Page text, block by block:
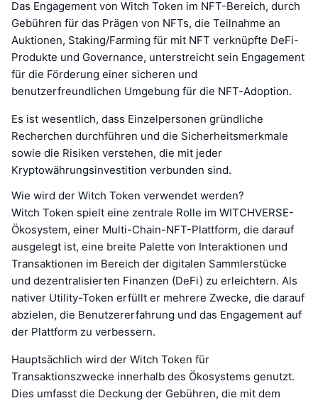
Das Engagement von Witch Token im NFT-Bereich, durch
Gebühren für das Prägen von NFTs, die Teilnahme an
Auktionen, Staking/Farming für mit NFT verknüpfte DeFi-
Produkte und Governance, unterstreicht sein Engagement
für die Förderung einer sicheren und
benutzerfreundlichen Umgebung für die NFT-Adoption.
Es ist wesentlich, dass Einzelpersonen gründliche
Recherchen durchführen und die Sicherheitsmerkmale
sowie die Risiken verstehen, die mit jeder
Kryptowährungsinvestition verbunden sind.
Wie wird der Witch Token verwendet werden?
Witch Token spielt eine zentrale Rolle im WITCHVERSE-
Ökosystem, einer Multi-Chain-NFT-Plattform, die darauf
ausgelegt ist, eine breite Palette von Interaktionen und
Transaktionen im Bereich der digitalen Sammlerstücke
und dezentralisierten Finanzen (DeFi) zu erleichtern. Als
nativer Utility-Token erfüllt er mehrere Zwecke, die darauf
abzielen, die Benutzererfahrung und das Engagement auf
der Plattform zu verbessern.
Hauptsächlich wird der Witch Token für
Transaktionszwecke innerhalb des Ökosystems genutzt.
Dies umfasst die Deckung der Gebühren, die mit dem